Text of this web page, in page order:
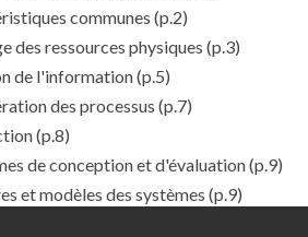
communes (p.2)
des ressources physiques (p.3)
de l'information(p.5)
des processus (p.7)
(p.8)
de conception et d'évaluation(p.9)
et modèles des systèmes (p.9)